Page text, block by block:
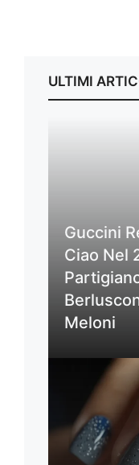
ULTIMI
Guccini
Ciao Nel
Meloni